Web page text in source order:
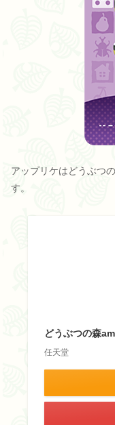
アップリケはどうぶつ
す。
どうぶつの森
任天堂